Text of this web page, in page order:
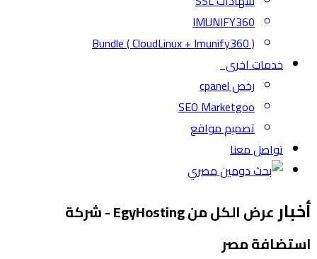
IMUNIFY360
( CloudLinux + Imunify360 ) Bundle
خدمات اخرى
رخص cpanel
SEO Marketgoo
تصميم مواقع
تواصل معنا
أخبار
عرض الكل من EgyHosting - شركة
استضافة مصر